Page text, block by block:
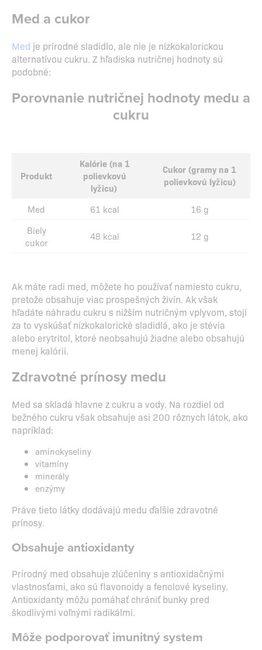
Med a cukor
Med je prírodné sladidlo, ale nie je nízkokalorickou
alternatívou cukru. Z hľadiska nutričnej hodnoty sú
podobné:
Porovnanie nutričnej hodnoty medu a
cukru
Produkt
Kalórie (na 1
polievkovú
lyžicu)
Cukor (gramy na 1
polievkovú lyžicu)
Med 61 kcal
16 g
Biely
cukor
48 kcal 12 g
Ak máte radi med, môžete ho používať namiesto cukru,
pretože obsahuje viac prospešných živín. Ak však
hľadáte náhradu cukru s nižším nutričným vplyvom, stojí
za to vyskúšať nízkokalorické sladidlá, ako je stévia
alebo erytritol, ktoré neobsahujú žiadne alebo obsahujú
menej kalórií.
Zdravotné prínosy medu
Med sa skladá hlavne z cukru a vody. Na rozdiel od
bežného cukru však obsahuje asi 200 rôznych látok, ako
napríklad:
aminokyseliny
vitamíny
minerály
enzýmy
Práve tieto látky dodávajú medu ďalšie zdravotné
prínosy.
Obsahuje antioxidanty
Prírodný med obsahuje zlúčeniny s antioxidačnými
vlastnosťami, ako sú flavonoidy a fenolové kyseliny.
Antioxidanty môžu pomáhať chrániť bunky pred
škodlivými voľnými radikálmi.
Môže podporovať imunitný system